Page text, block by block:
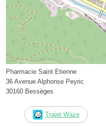
Pharmacie Saint Etienne
36 Avenue Alphonse Peyric
30160 Bessèges
Trajet Waze